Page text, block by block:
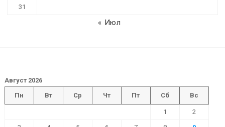
31
« Июл
Август 2026
Пн
Вт Ср Чт Пт Сб Вс
1 2